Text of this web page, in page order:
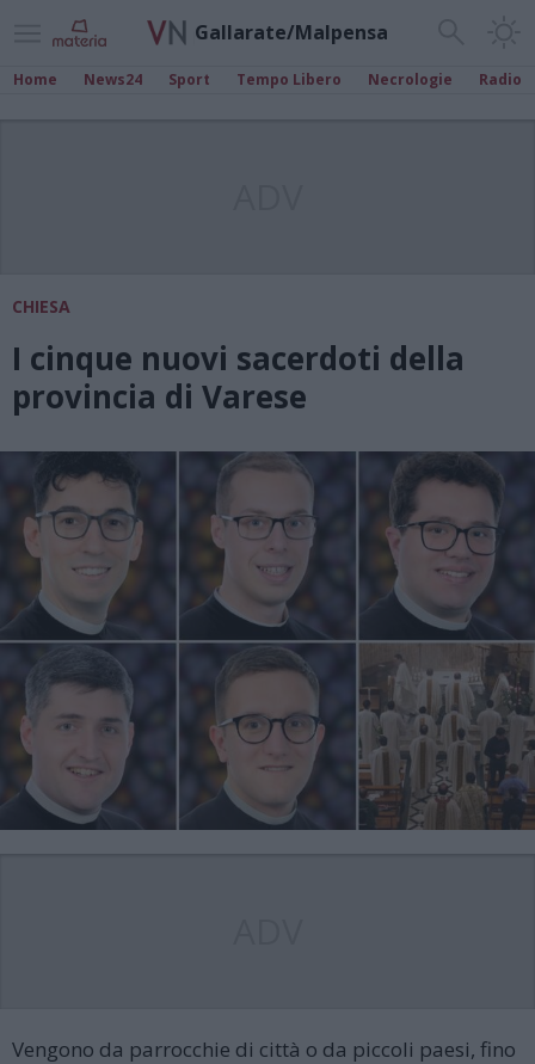
Gallarate/Malpensa
Home News24 Sport Tempo Libero Necrologie Radio
CHIESA
I cinque nuovi sacerdoti della
provincia di Varese
Vengono da parrocchie di città o da piccoli paesi, fino